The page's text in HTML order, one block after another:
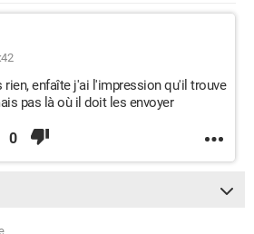
rien, enfaîte j'ai l'impression qu'il trouve
pas là où il doit les envoyer
0